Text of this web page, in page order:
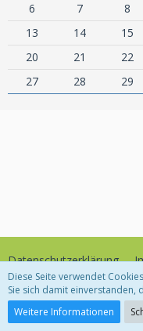
6
7 8
13
14 15
20
21 22
27
28 29
Datenschutzerklärung
Community-
Diese Seite verwendet
Sie sich damit einverstanden,
Weitere Informationen